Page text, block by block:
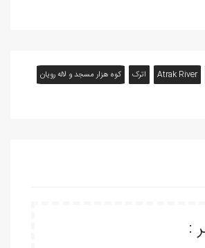
Atrak River اترک
کوه هزار مسجد و لاله رویان
: